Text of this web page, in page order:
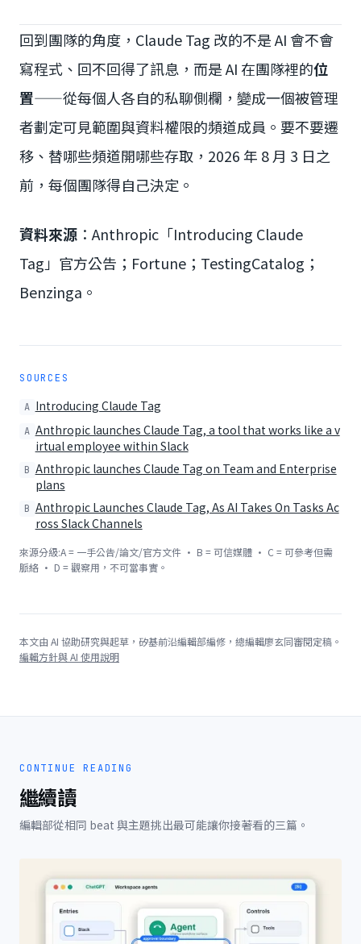
回到團隊的角度，Claude Tag 改的不是 AI 會不會
寫程式、回不回得了訊息，而是 AI 在團隊裡的位
置——從每個人各自的私聊側欄，變成一個被管理
者劃定可見範圍與資料權限的頻道成員。要不要遷
移、替哪些頻道開哪些存取，2026 年 8 月 3 日之
前，每個團隊得自己決定。
資料來源 ：Anthropic「Introducing Claude
Tag」官方公告；Fortune；TestingCatalog；
Benzinga。
SOURCES
A Introducing Claude Tag
A Anthropic launches Claude Tag, a tool that works like a v
irtual employee within Slack
B Anthropic launches Claude Tag on Team and Enterprise
plans
B Anthropic Launches Claude Tag, As AI Takes On Tasks Ac
ross Slack Channels
來源分級:A = 一手公告/論文/官方文件 · B = 可信媒體 · C = 可參考但需
脈絡 · D = 觀察用，不可當事實。
本文由 AI 協助研究與起草，矽基前沿編輯部編修，總編輯廖玄同審閱定稿。
編輯方針與 AI 使用說明
CONTINUE READING
繼續讀
編輯部從相同 beat 與主題挑出最可能讓你接著看的三篇。